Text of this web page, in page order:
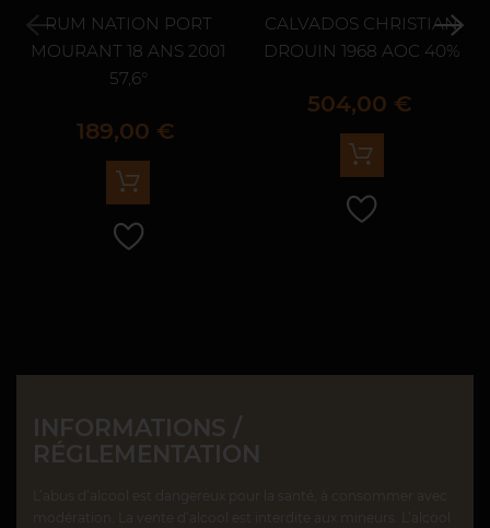
RUM NATION PORT
MOURANT 18 ANS 2001
57,6°
Prix
189,00 €
CALVADOS CHRISTIAN
DROUIN 1968 AOC 40%
Prix
504,00 €
INFORMATIONS /
RÉGLEMENTATION